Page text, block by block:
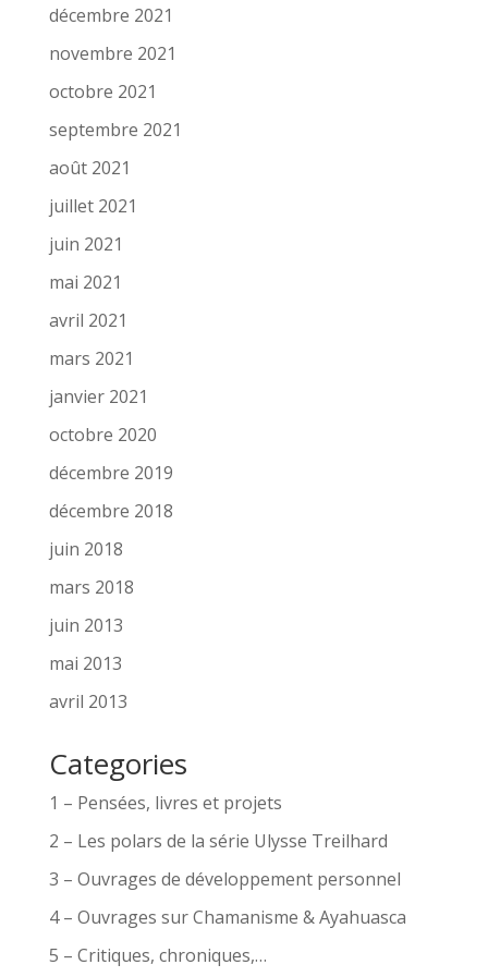
décembre 2021
novembre 2021
octobre 2021
septembre 2021
août 2021
juillet 2021
juin 2021
mai 2021
avril 2021
mars 2021
janvier 2021
octobre 2020
décembre 2019
décembre 2018
juin 2018
mars 2018
juin 2013
mai 2013
avril 2013
Categories
1 – Pensées, livres et projets
2 – Les polars de la série Ulysse Treilhard
3 – Ouvrages de développement personnel
4 – Ouvrages sur Chamanisme & Ayahuasca
5 – Critiques, chroniques,…